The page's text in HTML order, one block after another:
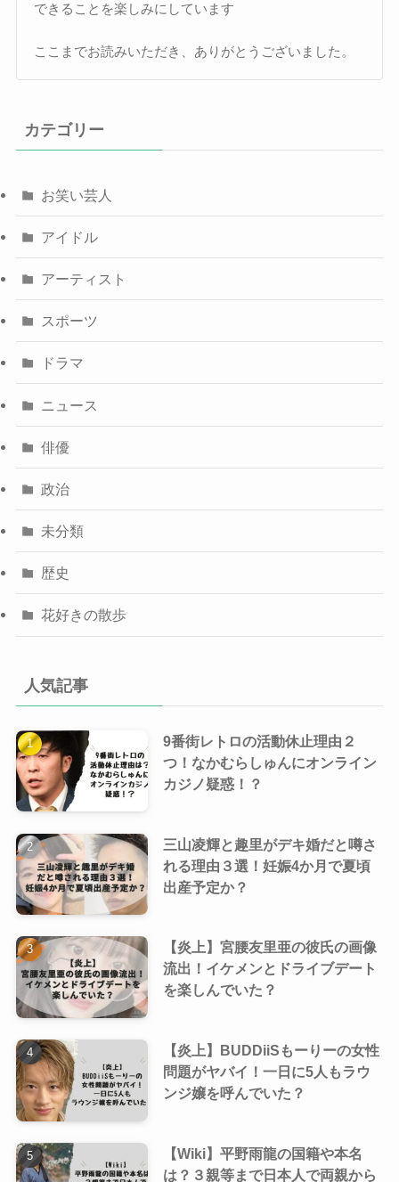
できることを楽しみにしています
ここまでお読みいただき、ありがとうございました。
カテゴリー
お笑い芸人
アイドル
アーティスト
スポーツ
ドラマ
ニュース
俳優
政治
未分類
歴史
花好きの散歩
人気記事
9番街レトロの活動休止理由２
つ！なかむらしゅんにオンライン
カジノ疑惑！？
三山凌輝と趣里がデキ婚だと噂さ
れる理由３選！妊娠4か月で夏頃
出産予定か？
【炎上】宮腰友里亜の彼氏の画像
流出！イケメンとドライブデート
を楽しんでいた？
【炎上】BUDDiiSもーりーの女性
問題がヤバイ！一日に5人もラウ
ンジ嬢を呼んでいた？
【Wiki】平野雨龍の国籍や本名
は？３親等まで日本人で両親から